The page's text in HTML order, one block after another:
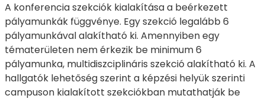
A konferencia szekciók kialakítása a beérkezett
pályamunkák függvénye. Egy szekció legalább 6
pályamunkával alakítható ki. Amennyiben egy
tématerületen nem érkezik be minimum 6
pályamunka, multidiszciplináris szekció alakítható ki. A
hallgatók lehetőség szerint a képzési helyük szerinti
campuson kialakított szekciókban mutathatják be